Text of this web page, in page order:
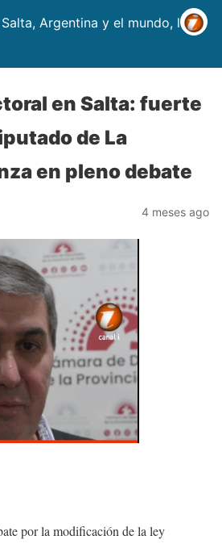
Argentina y el mundo, las
en Salta: fuerte
de La
en pleno debate
4 meses ago
por la modificación de la ley